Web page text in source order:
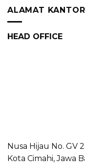
ALAMAT KANTOR
HEAD OFFICE
Nusa Hijau No. GV
Kota Cimahi, Jawa